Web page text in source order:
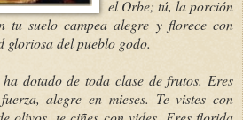
el Orbe; tú, la porción
tu suelo campea alegre y florece con
gloriosa del pueblo godo.
dotado de toda clase de frutos. Eres
alegre en mieses. Te vistes con